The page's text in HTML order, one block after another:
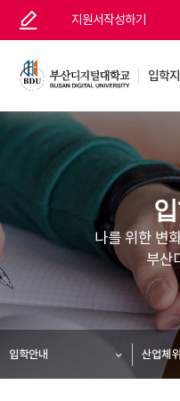
지원서작성하기
입학
나를 위한
부산
입학안내 산업체